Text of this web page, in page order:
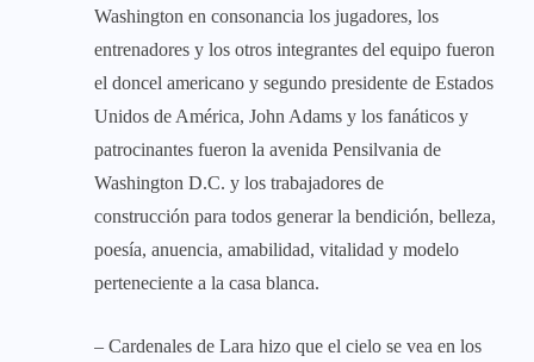
Washington en consonancia los jugadores, los
entrenadores y los otros integrantes del equipo fueron
el doncel americano y segundo presidente de Estados
Unidos de América, John Adams y los fanáticos y
patrocinantes fueron la avenida Pensilvania de
Washington D.C. y los trabajadores de
construcción para todos generar la bendición, belleza,
poesía, anuencia, amabilidad, vitalidad y modelo
perteneciente a la casa blanca.
– Cardenales de Lara hizo que el cielo se vea en los